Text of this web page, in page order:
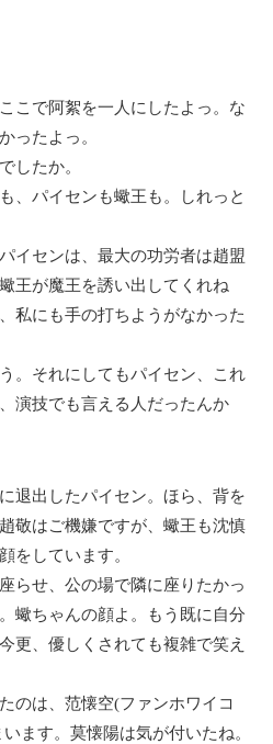
こで阿絮を一人にしたよっ。な
ったよっ。
したか。
、パイセンも蠍王も。しれっと
イセンは、最大の功労者は趙盟
王が魔王を誘い出してくれね
私にも手の打ちようがなかった
。それにしてもパイセン、これ
演技でも言える人だったんか
退出したパイセン。ほら、背を
敬はご機嫌ですが、蠍王も沈慎
をしています。
らせ、公の場で隣に座りたかっ
蠍ちゃんの顔よ。もう既に自分
更、優しくされても複雑で笑え
のは、范懐空(ファンホワイコ
ます。莫懐陽は気が付いたね。